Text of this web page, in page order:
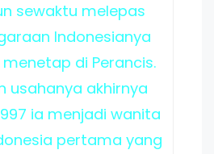
sewaktu melepas
Indonesianya
di Perancis.
usahanya akhirnya
ia menjadi wanita
pertama yang